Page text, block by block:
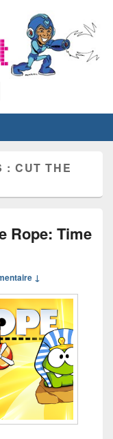
:CUT THE
Rope: Time
↓